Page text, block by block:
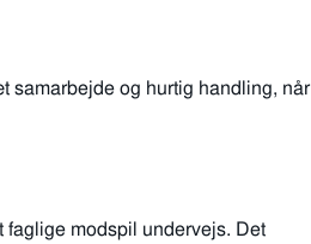
samarbejde og hurtig handling, når
modspil undervejs. Det